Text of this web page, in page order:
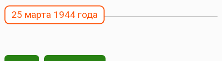
25 марта 1944 года